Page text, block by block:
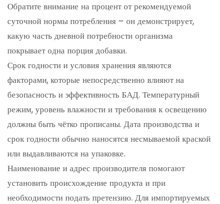
Обратите внимание на процент от рекомендуемой
суточной нормы потребления – он демонстрирует,
какую часть дневной потребности организма
покрывает одна порция добавки.
Срок годности и условия хранения являются
факторами, которые непосредственно влияют на
безопасность и эффективность БАД. Температурный
режим, уровень влажности и требования к освещению
должны быть чётко прописаны. Дата производства и
срок годности обычно наносятся несмываемой краской
или выдавливаются на упаковке.
Наименование и адрес производителя помогают
установить происхождение продукта и при
необходимости подать претензию. Для импортируемых